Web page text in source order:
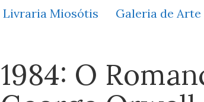
Livraria Miosótis Galeria de Arte
1984: O